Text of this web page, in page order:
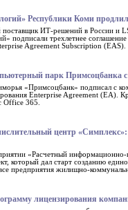
Республики Коми
ИТ-решений в России и
подписали трехлетнее
Agreement Subscription (EAS).
парк Примсоцбанка
«Примсоцбанк» подписал с
Enterprise Agreement (EA).
Office 365.
центр
«Расчетный
который дал старт созданию
предприятия жилищно-
лицензирования